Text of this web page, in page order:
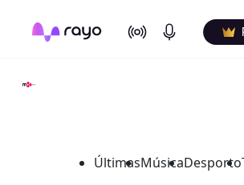
On Air Podcasts
ÚltimasMúsicaDesporto